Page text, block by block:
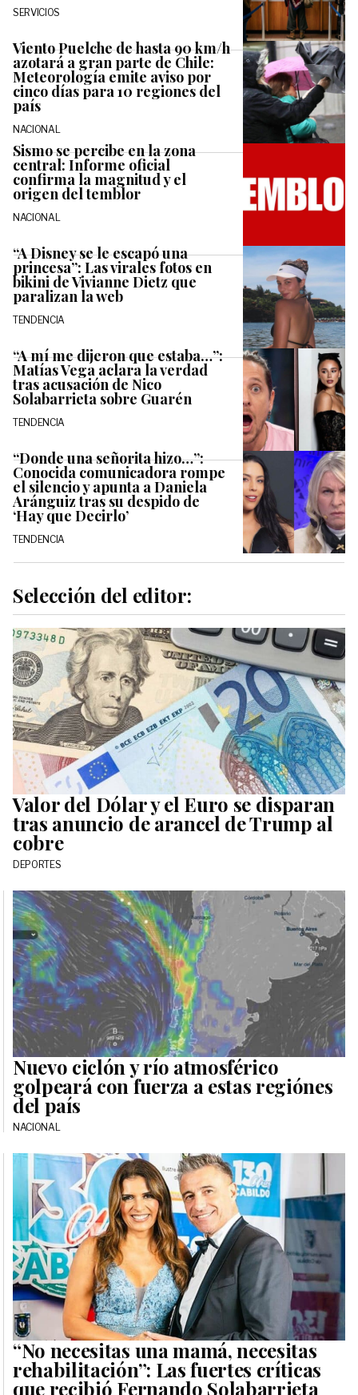
SERVICIOS
Viento Puelche de hasta 90 km/h
azotará a gran parte de Chile:
Meteorología emite aviso por
cinco días para 10 regiones del
país
NACIONAL
Sismo se percibe en la zona
central: Informe oficial
confirma la magnitud y el
origen del temblor
NACIONAL
“A Disney se le escapó una
princesa”: Las virales fotos en
bikini de Vivianne Dietz que
paralizan la web
TENDENCIA
“A mí me dijeron que estaba…”:
Matías Vega aclara la verdad
tras acusación de Nico
Solabarrieta sobre Guarén
TENDENCIA
“Donde una señorita hizo…”:
Conocida comunicadora rompe
el silencio y apunta a Daniela
Aránguiz tras su despido de
‘Hay que Decirlo’
TENDENCIA
Selección del editor:
Valor del Dólar y el Euro se disparan
tras anuncio de arancel de Trump al
cobre
DEPORTES
Nuevo ciclón y río atmosférico
golpeará con fuerza a estas regiónes
del país
NACIONAL
“No necesitas una mamá, necesitas
rehabilitación”: Las fuertes críticas
que recibió Fernando Solabarrieta